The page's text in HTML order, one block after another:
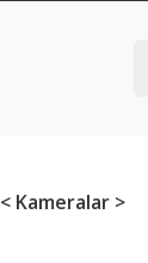
< Kameralar >